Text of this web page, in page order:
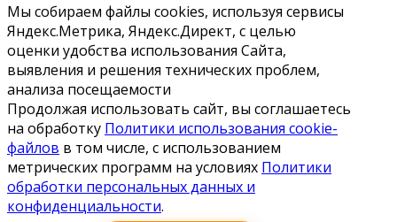
Мы собираем файлы cookies, используя сервисы
Яндекс.Метрика, Яндекс.Директ, с целью
оценки удобства использования Сайта,
выявления и решения технических проблем,
анализа посещаемости
Продолжая использовать сайт, вы соглашаетесь
на обработку Политики использования cookie-
файлов в том числе, с использованием
метрических программ на условиях Политики
обработки персональных данных и
конфиденциальности.